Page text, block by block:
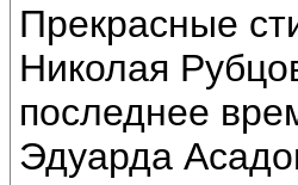
Прекрасные
Николая
последнее
Эдуарда